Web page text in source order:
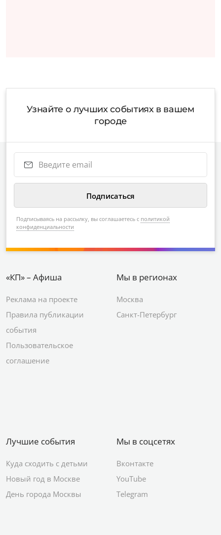
Узнайте о лучших событиях в вашем
городе
Подписываясь на рассылку, вы соглашаетесь с политикой
конфиденциальности
«КП» – Афиша
Реклама на проекте
Правила публикации
события
Пользовательское
соглашение
Мы в регионах
Москва
Санкт-Петербург
Лучшие события
Куда сходить с детьми
Новый год в Москве
День города Москвы
Мы в соцсетях
Вконтакте
YouTube
Telegram